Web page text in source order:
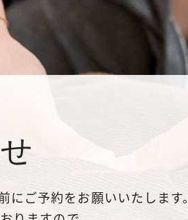
ご予約をお願いいたします。